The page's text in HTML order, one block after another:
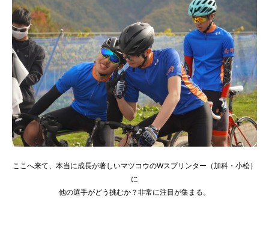
ここへ来て、本当に成長が著しいマツコウのWスプリンター（加科・小松）
に
他の選手がどう挑むか？非常に注目が集まる。